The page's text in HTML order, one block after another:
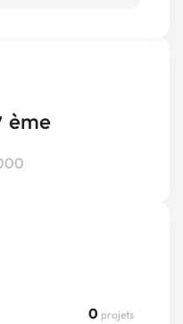
ème
0 projets